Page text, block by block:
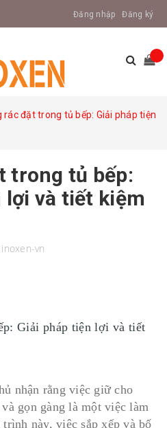
Đăng nhập Đăng ký
rác đặt trong tủ bếp: Giải pháp tiện
trong tủ bếp:
lợi và tiết kiệm
inoxen-vn
Giải pháp tiện lợi và tiết
nhận rằng việc giữ cho
gọn gàng là một việc làm
này, việc sắp xếp và bố